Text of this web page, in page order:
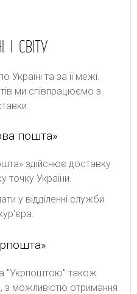
СВІТУ
та за її межі.
ми співпрацюємо з
пошта»
здійснює доставку
точку України.
у відділенні служби
"Укрпоштою" також
з можливістю отримання